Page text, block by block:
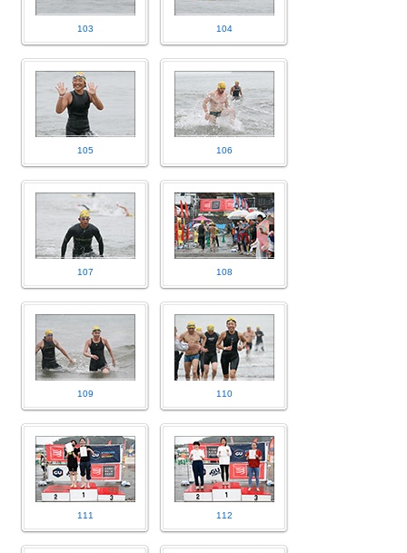
103 104
105 106
107 108
109 110
111 112